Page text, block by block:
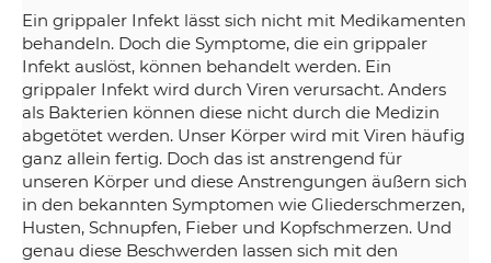
Ein grippaler Infekt lässt sich nicht mit Medikamenten
behandeln. Doch die Symptome, die ein grippaler
Infekt auslöst, können behandelt werden. Ein
grippaler Infekt wird durch Viren verursacht. Anders
als Bakterien können diese nicht durch die Medizin
abgetötet werden. Unser Körper wird mit Viren häufig
ganz allein fertig. Doch das ist anstrengend für
unseren Körper und diese Anstrengungen äußern sich
in den bekannten Symptomen wie Gliederschmerzen,
Husten, Schnupfen, Fieber und Kopfschmerzen. Und
genau diese Beschwerden lassen sich mit den